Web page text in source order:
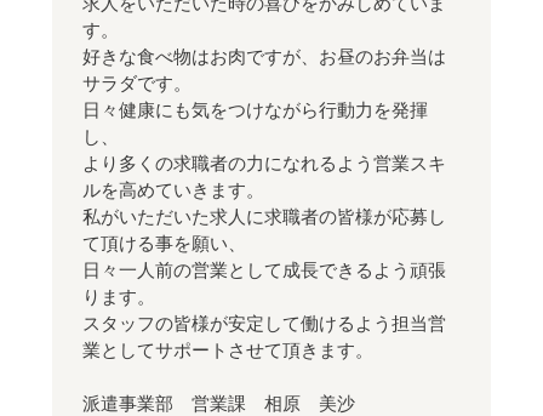
す。
好きな食べ物はお肉ですが、お昼のお弁当は
サラダです。
日々健康にも気をつけながら行動力を発揮
し、
より多くの求職者の力になれるよう営業スキ
ルを高めていきます。
私がいただいた求人に求職者の皆様が応募し
て頂ける事を願い、
日々一人前の営業として成長できるよう頑張
ります。
スタッフの皆様が安定して働けるよう担当営
業としてサポートさせて頂きます。
派遣事業部 営業課 相原 美沙